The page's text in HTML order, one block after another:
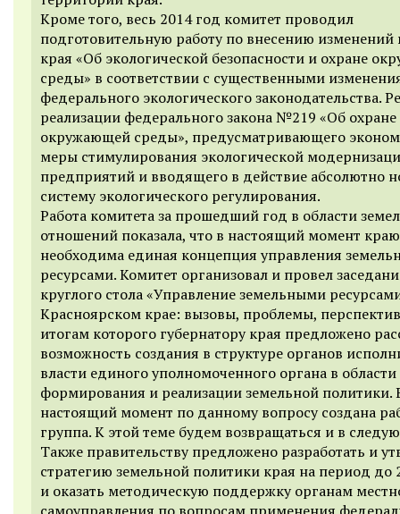
Кроме того, весь 2014 год комитет проводил
подготовительную работу по внесению изменений
края «Об экологической безопасности и охране
среды» в соответствии с существенными
федерального экологического законодательства.
реализации федерального закона №219 «Об охране
окружающей среды», предусматривающего
меры стимулирования экологической
предприятий и вводящего в действие абсолютно
систему экологического регулирования.
Работа комитета за прошедший год в области
отношений показала, что в настоящий момент краю
необходима единая концепция управления
ресурсами. Комитет организовал и провел
круглого стола «Управление земельными
Красноярском крае: вызовы, проблемы,
итогам которого губернатору края предложено
возможность создания в структуре органов
власти единого уполномоченного органа в области
формирования и реализации земельной политики.
настоящий момент по данному вопросу создана
группа. К этой теме будем возвращаться и в
Также правительству предложено разработать и
стратегию земельной политики края на период до
и оказать методическую поддержку органам